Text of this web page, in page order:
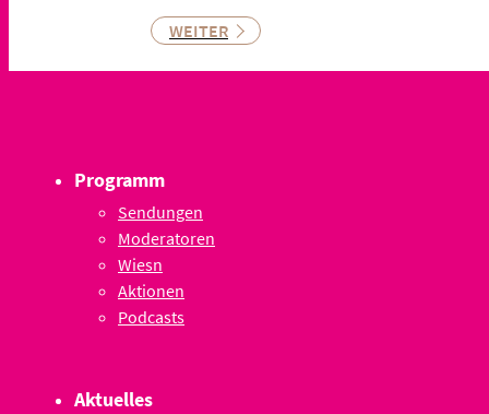
WEITER
Programm
Sendungen
Moderatoren
Wiesn
Aktionen
Podcasts
Aktuelles